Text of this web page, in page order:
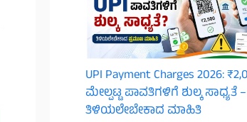
UPI Payment Charges 2026:
ಮೇಲ್ಪಟ್ಟ ಪಾವತಿಗಳಿಗೆ ಶುಲ್ಕ ಸಾಧ್ಯತೆ –
ತಿಳಿಯಲೇಬೇಕಾದ ಮಾಹಿತಿ